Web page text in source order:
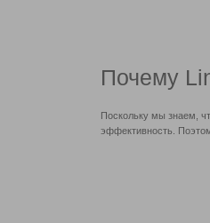
Почему
Поскольку мы знаем,
эффективность.